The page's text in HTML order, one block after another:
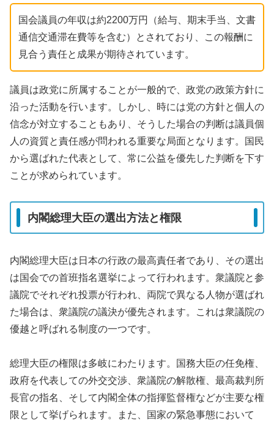
国会議員の年収は約2200万円（給与、期末手当、文書
通信交通滞在費等を含む）とされており、この報酬に
見合う責任と成果が期待されています。
議員は政党に所属することが一般的で、政党の政策方針に
沿った活動を行います。しかし、時には党の方針と個人の
信念が対立することもあり、そうした場合の判断は議員個
人の資質と責任感が問われる重要な局面となります。国民
から選ばれた代表として、常に公益を優先した判断を下す
ことが求められています。
内閣総理大臣の選出方法と権限
内閣総理大臣は日本の行政の最高責任者であり、その選出
は国会での首班指名選挙によって行われます。衆議院と参
議院でそれぞれ投票が行われ、両院で異なる人物が選ばれ
た場合は、衆議院の議決が優先されます。これは衆議院の
優越と呼ばれる制度の一つです。
総理大臣の権限は多岐にわたります。国務大臣の任免権、
政府を代表しての外交交渉、衆議院の解散権、最高裁判所
長官の指名、そして内閣全体の指揮監督権などが主要な権
限として挙げられます。また、国家の緊急事態において